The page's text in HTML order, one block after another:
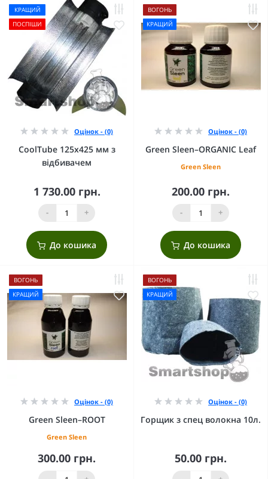
КРАЩИЙ
ПОСПІШИ
Оцінок - (0)
CoolTube 125х425 мм з
відбивачем
1 730.00 грн.
- +
До кошика
ВОГОНЬ
КРАЩИЙ
Оцінок - (0)
Green Sleen–ORGANIC Leaf
Green Sleen
200.00 грн.
- +
До кошика
ВОГОНЬ
КРАЩИЙ
Оцінок - (0)
Green Sleen–ROOT
Green Sleen
300.00 грн.
ВОГОНЬ
КРАЩИЙ
Оцінок - (0)
Горщик з спец волокна 10л.
50.00 грн.